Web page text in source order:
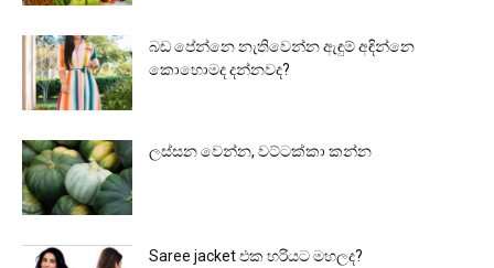
බඩ පේන්නෙ නැතිවෙන්න ඇඳුම් අඳින්නෙ
කොහොමද දන්නවද?
ලස්සන වෙන්න, වට්ටක්කා කන්න
Saree jacket එක හරියට මහලද?